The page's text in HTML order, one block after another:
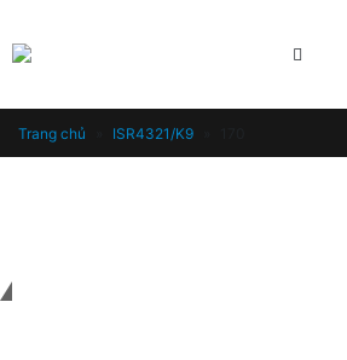
Trang chủ ISR4321/K9